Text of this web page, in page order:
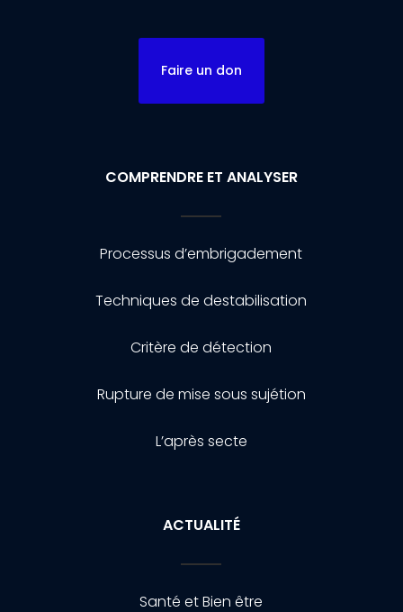
Faire un don
COMPRENDRE ET ANALYSER
Processus d’embrigadement
Techniques de destabilisation
Critère de détection
Rupture de mise sous sujétion
L’après secte
ACTUALITÉ
Santé et Bien être